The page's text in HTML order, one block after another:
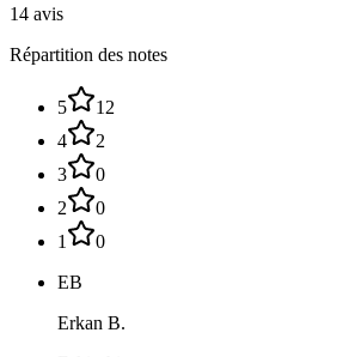
14 avis
Répartition des notes
5
12
4
2
3
0
2
0
1
0
EB
Erkan B.